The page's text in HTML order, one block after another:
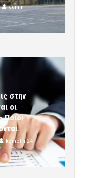
admin
στην
οι
Ποιοι
komotini24